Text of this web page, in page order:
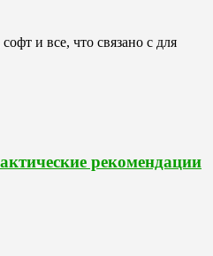
и все, что связано с для
рекомендации